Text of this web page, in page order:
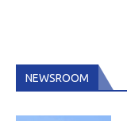
NEWSROOM